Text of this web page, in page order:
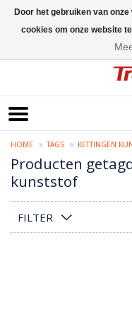
HOME TAGS KETTINGEN
Producten
kunststof
FILTER
Door het gebruiken van
cookies om onze website